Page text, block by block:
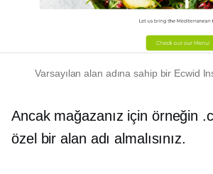
Varsayılan alan adına sahip bir Ecwid
Ancak mağazanız için örneğin
özel bir alan adı almalısınız.